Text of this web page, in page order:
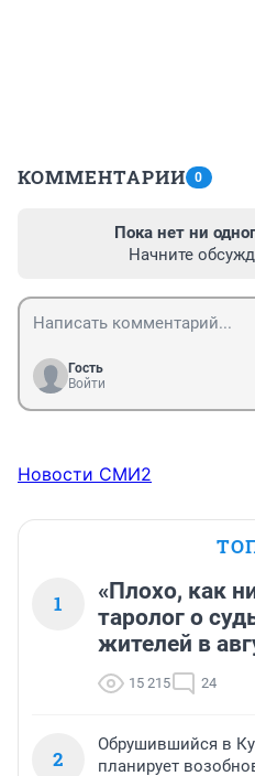
КОММЕНТАРИИ 0
Пока нет ни
Начните
Гость
Войти
Новости СМИ2
1
«Плохо, как
таролог о
жителей в
15 215 24
2
Обрушившийся в
планирует